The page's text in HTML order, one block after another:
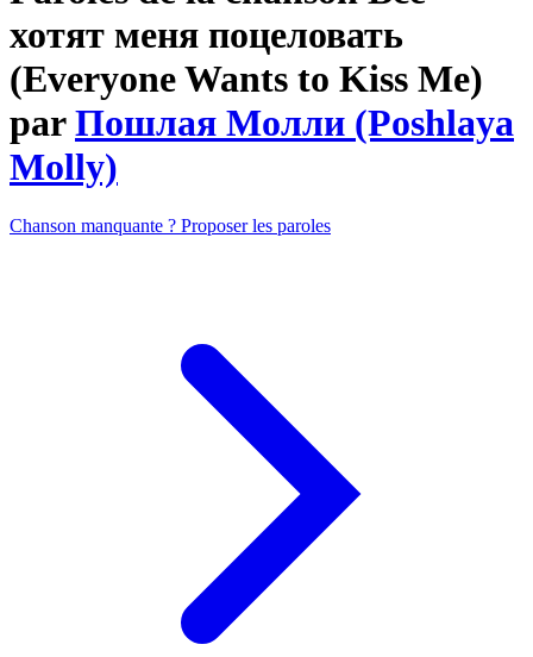
хотят меня поцеловать
(Everyone Wants to Kiss Me)
parПошлая Молли (Poshlaya
Molly)
Chanson manquante ? Proposer les paroles